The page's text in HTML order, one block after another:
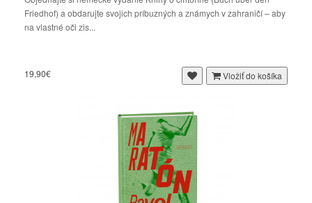
Friedhof) a obdarujte svojich príbuzných a známych v zahraničí – aby
na vlastné oči zis...
19,90€ Vložiť do košíka